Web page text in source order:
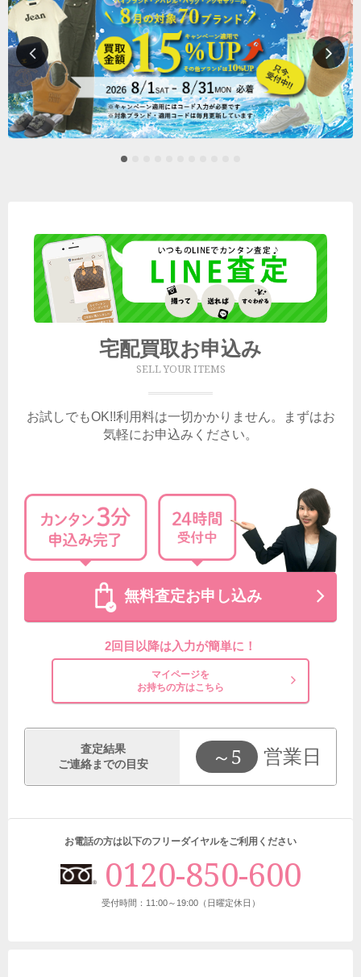
宅配買取お申込み
SELL YOUR ITEMS
お試しでもOK!!利用料は一切かかりません。まずはお
気軽にお申込みください。
無料査定お申し込み
2回目以降は入力が簡単に！
マイページを
お持ちの方はこちら
査定結果
ご連絡までの目安
～5 営業日
お電話の方は以下のフリーダイヤルをご利用ください
0120-850-600
受付時間：11:00～19:00（日曜定休日）